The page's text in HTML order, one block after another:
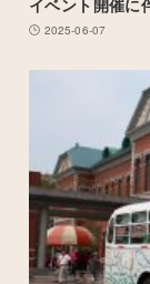
2025-06-07